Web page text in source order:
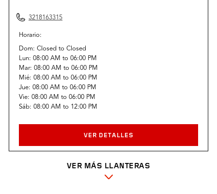
3218163315
Horario:
Dom: Closed to Closed
Lun: 08:00 AM to 06:00 PM
Mar: 08:00 AM to 06:00 PM
Mié: 08:00 AM to 06:00 PM
Jue: 08:00 AM to 06:00 PM
Vie: 08:00 AM to 06:00 PM
Sáb: 08:00 AM to 12:00 PM
VER DETALLES
VER MÁS LLANTERAS